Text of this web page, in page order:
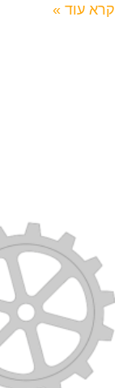
קרא עוד »